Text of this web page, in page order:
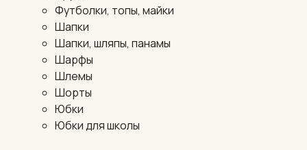
Футболки, топы, майки
Шапки
Шапки, шляпы, панамы
Шарфы
Шлемы
Шорты
Юбки
Юбки для школы